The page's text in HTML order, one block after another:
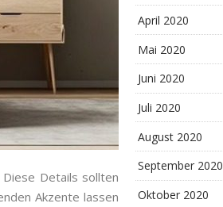
Details sollten
Akzente lassen
April 2020
Mai 2020
Juni 2020
Juli 2020
August 2020
September 2020
Oktober 2020